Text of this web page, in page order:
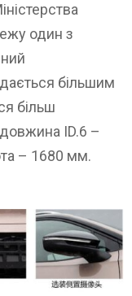
один з
більшим
більш
ID.6 –
– 1680 мм.